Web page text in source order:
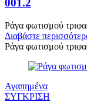
001.2
Ράγα φωτισμού
Διαβάστε
Ράγα φωτισμού
Αγαπημένα
ΣΥΓΚΡΙΣΗ